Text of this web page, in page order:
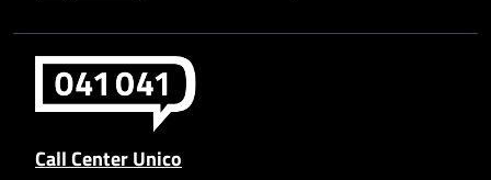
Call Center Unico